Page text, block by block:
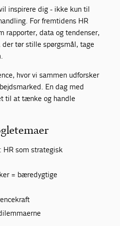
inspirere dig - ikke kun til
For fremtidens HR
rapporter, data og tendenser,
tør stille spørgsmål, tage
hvor vi sammen udforsker
En dag med
til at tænke og handle
HR som strategisk
= bæredygtige